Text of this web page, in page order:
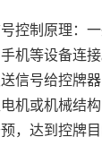
控制原理：
机等设备连
信号给控牌
机或机械结构
，达到控牌目